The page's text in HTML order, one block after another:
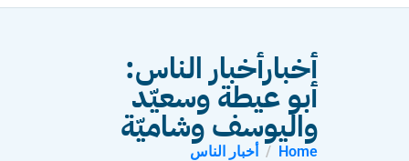
أخبارأخبار الناس:
أبو عيطة وسعيّد
واليوسف وشاميّة
Home
أخبار الناس